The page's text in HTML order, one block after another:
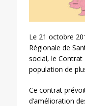
Le 21 octobre
Régionale de
social, le
population de
Ce contrat
d’amélioration